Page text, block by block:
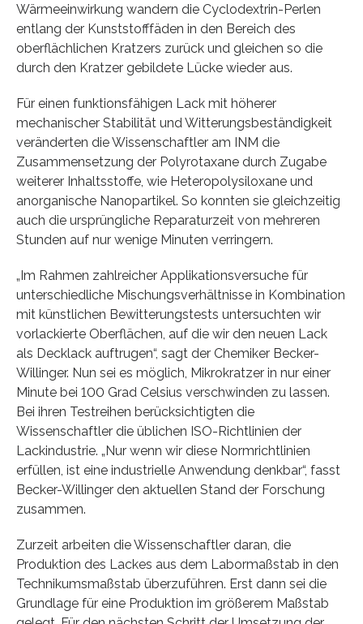
Wärmeeinwirkung wandern die Cyclodextrin-Perlen
entlang der Kunststofffäden in den Bereich des
oberflächlichen Kratzers zurück und gleichen so die
durch den Kratzer gebildete Lücke wieder aus.
Für einen funktionsfähigen Lack mit höherer
mechanischer Stabilität und Witterungsbeständigkeit
veränderten die Wissenschaftler am INM die
Zusammensetzung der Polyrotaxane durch Zugabe
weiterer Inhaltsstoffe, wie Heteropolysiloxane und
anorganische Nanopartikel. So konnten sie gleichzeitig
auch die ursprüngliche Reparaturzeit von mehreren
Stunden auf nur wenige Minuten verringern.
„Im Rahmen zahlreicher Applikationsversuche für
unterschiedliche Mischungsverhältnisse in Kombination
mit künstlichen Bewitterungstests untersuchten wir
vorlackierte Oberflächen, auf die wir den neuen Lack
als Decklack auftrugen“, sagt der Chemiker Becker-
Willinger. Nun sei es möglich, Mikrokratzer in nur einer
Minute bei 100 Grad Celsius verschwinden zu lassen.
Bei ihren Testreihen berücksichtigten die
Wissenschaftler die üblichen ISO-Richtlinien der
Lackindustrie. „Nur wenn wir diese Normrichtlinien
erfüllen, ist eine industrielle Anwendung denkbar“, fasst
Becker-Willinger den aktuellen Stand der Forschung
zusammen.
Zurzeit arbeiten die Wissenschaftler daran, die
Produktion des Lackes aus dem Labormaßstab in den
Technikumsmaßstab überzuführen. Erst dann sei die
Grundlage für eine Produktion im größerem Maßstab